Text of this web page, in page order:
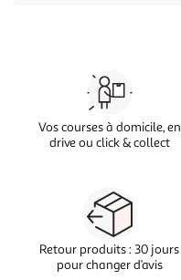
Vos courses à domicile, en
drive ou click & collect
Retour produits : 30 jours
pour changer d’avis